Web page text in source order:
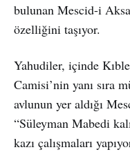
bulunan Mescid-i
özelliğini taşıyor.
Yahudiler, içinde
Camisi’nin yanı sıra
avlunun yer aldığı
“Süleyman Mabedi
kazı çalışmaları